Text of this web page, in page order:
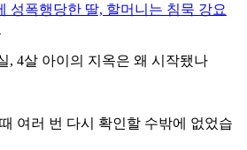
성폭행당한 딸, 할머니는 침묵 강요
여러 번 다시 확인할 수밖에 없었습